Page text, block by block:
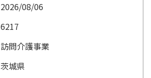
2026/08/06
6217
訪問介護事業
茨城県